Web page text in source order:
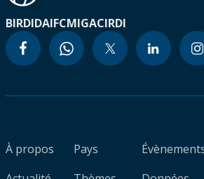
BIRDIDAIFCMIGACIRDI
À propos
Pays